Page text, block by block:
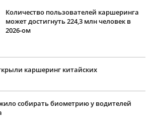
Количество пользователей каршеринга
может достигнуть 224,3 млн человек в
2026-ом
каршеринг китайских
собирать биометрию у водителей